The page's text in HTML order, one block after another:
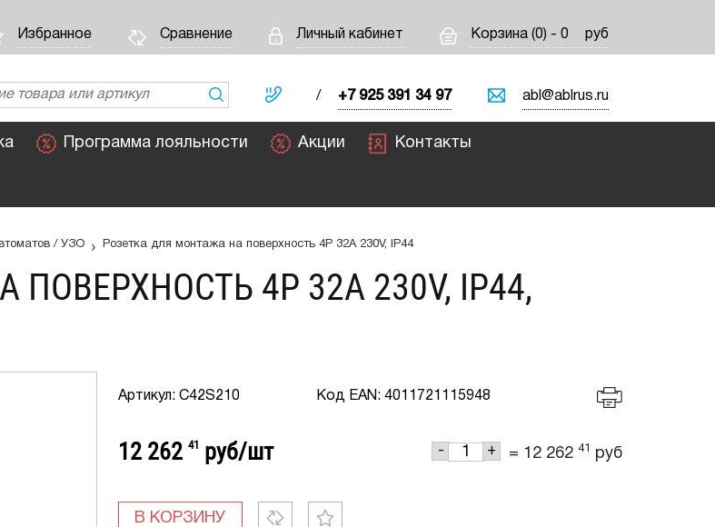
Корзина (0) - 0 руб
Личный кабинет
Сравнение
Избранное
/ +7 925 391 34 97 abl@ablrus.ru
Программа лояльности Акции Контакты
/ УЗО › Розетка для монтажа на поверхность 4P 32A 230V, IP44
4P 32A 230V, IP44,
Артикул: C42S210 Код EAN: 4011721115948
12 262 41 руб/шт - + = 12 262 41 руб
В КОРЗИНУ